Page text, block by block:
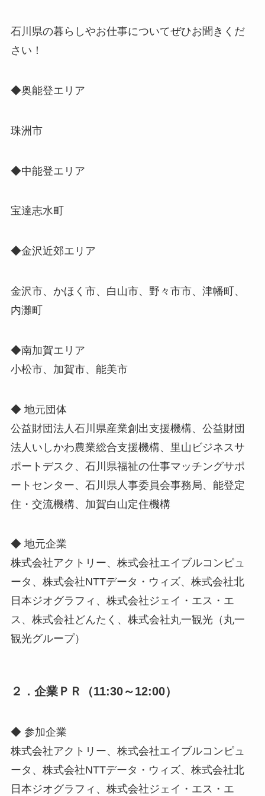
石川県の暮らしやお仕事についてぜひお聞きくだ
さい！
◆奥能登エリア
珠洲市
◆中能登エリア
宝達志水町
◆金沢近郊エリア
金沢市、かほく市、白山市、野々市市、津幡町、
内灘町
◆南加賀エリア
小松市、加賀市、能美市
◆ 地元団体
公益財団法人石川県産業創出支援機構、公益財団
法人いしかわ農業総合支援機構、里山ビジネスサ
ポートデスク、石川県福祉の仕事マッチングサポ
ートセンター、石川県人事委員会事務局、能登定
住・交流機構、加賀白山定住機構
◆ 地元企業
株式会社アクトリー、株式会社エイブルコンピュ
ータ、株式会社NTTデータ・ウィズ、株式会社北
日本ジオグラフィ、株式会社ジェイ・エス・エ
ス、株式会社どんたく、株式会社丸一観光（丸一
観光グループ）
２．企業ＰＲ（11:30～12:00）
◆ 参加企業
株式会社アクトリー、株式会社エイブルコンピュ
ータ、株式会社NTTデータ・ウィズ、株式会社北
日本ジオグラフィ、株式会社ジェイ・エス・エ